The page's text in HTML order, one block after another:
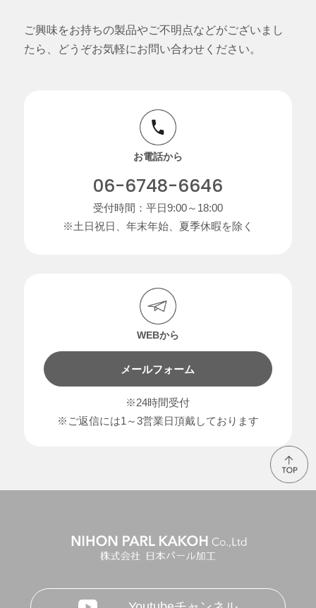
ご興味をお持ちの製品やご不明点などがございまし
たら、どうぞお気軽にお問い合わせください。
お電話から
06-6748-6646
受付時間：平日9:00～18:00
※土日祝日、年末年始、夏季休暇を除く
WEBから
メールフォーム
※24時間受付
※ご返信には1～3営業日頂戴しております